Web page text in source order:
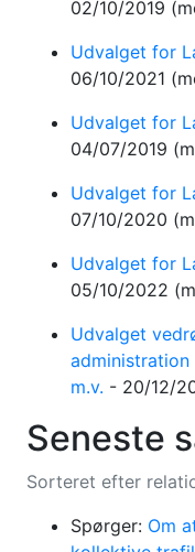
02/10/2019
Udvalget for
06/10/2021
Udvalget for
04/07/2019
Udvalget for
07/10/2020
Udvalget for
05/10/2022
Udvalget
m.v. - 20/12/
Seneste
Sorteret efter
Spørger: Om